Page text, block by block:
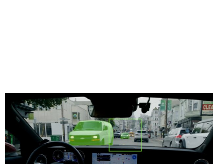
Share